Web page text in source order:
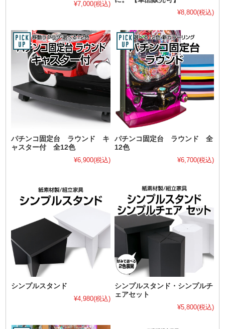
¥7,000(税込)
¥8,800(税込)
パチンコ固定台 ラウンド キ
ャスター付 全12色
¥6,900(税込)
パチンコ固定台 ラウンド 全
12色
¥6,700(税込)
シンプルスタンド
¥4,980(税込)
シンプルスタンド・シンプルチ
ェアセット
¥5,800(税込)